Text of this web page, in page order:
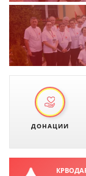
ДОНАЦИИ